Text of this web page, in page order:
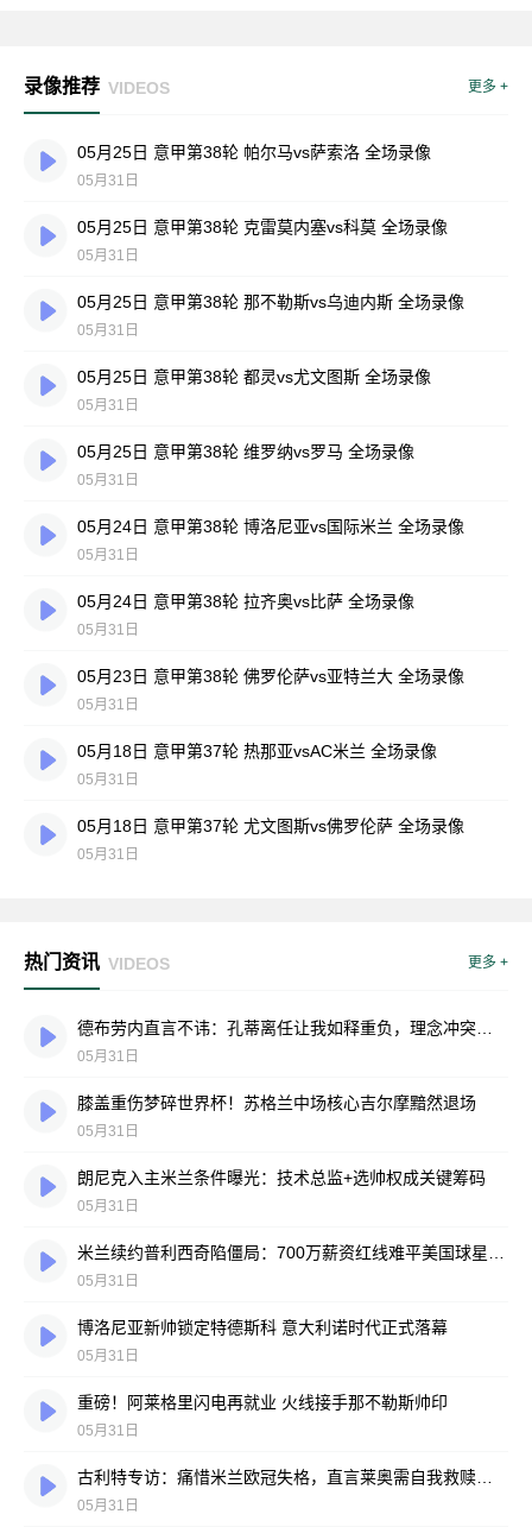
录像推荐 VIDEOS 更多 +
05月25日 意甲第38轮 帕尔马vs萨索洛 全场录像
05月31日
05月25日 意甲第38轮 克雷莫内塞vs科莫 全场录像
05月31日
05月25日 意甲第38轮 那不勒斯vs乌迪内斯 全场录像
05月31日
05月25日 意甲第38轮 都灵vs尤文图斯 全场录像
05月31日
05月25日 意甲第38轮 维罗纳vs罗马 全场录像
05月31日
05月24日 意甲第38轮 博洛尼亚vs国际米兰 全场录像
05月31日
05月24日 意甲第38轮 拉齐奥vs比萨 全场录像
05月31日
05月23日 意甲第38轮 佛罗伦萨vs亚特兰大 全场录像
05月31日
05月18日 意甲第37轮 热那亚vsAC米兰 全场录像
05月31日
05月18日 意甲第37轮 尤文图斯vs佛罗伦萨 全场录像
05月31日
热门资讯 VIDEOS 更多 +
05月31日
膝盖重伤梦碎世界杯！苏格兰中场核心吉尔摩黯然退场
05月31日
朗尼克入主米兰条件曝光：技术总监+选帅权成关键筹码
05月31日
05月31日
博洛尼亚新帅锁定特德斯科 意大利诺时代正式落幕
05月31日
重磅！阿莱格里闪电再就业 火线接手那不勒斯帅印
05月31日
05月31日